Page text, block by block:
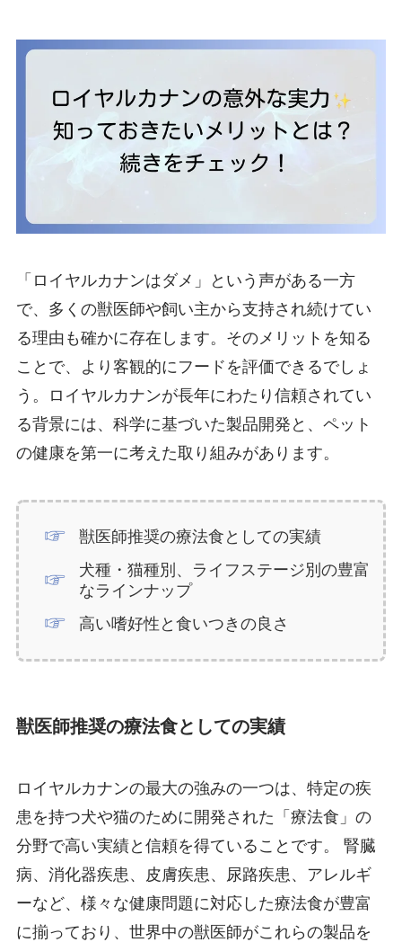
「ロイヤルカナンはダメ」という声がある一方
で、多くの獣医師や飼い主から支持され続けてい
る理由も確かに存在します。そのメリットを知る
ことで、より客観的にフードを評価できるでしょ
う。ロイヤルカナンが長年にわたり信頼されてい
る背景には、科学に基づいた製品開発と、ペット
の健康を第一に考えた取り組みがあります。
獣医師推奨の療法食としての実績
犬種・猫種別、ライフステージ別の豊富
なラインナップ
高い嗜好性と食いつきの良さ
獣医師推奨の療法食としての実績
ロイヤルカナンの最大の強みの一つは、特定の疾
患を持つ犬や猫のために開発された「療法食」の
分野で高い実績と信頼を得ていることです。 腎臓
病、消化器疾患、皮膚疾患、尿路疾患、アレルギ
ーなど、様々な健康問題に対応した療法食が豊富
に揃っており、世界中の獣医師がこれらの製品を